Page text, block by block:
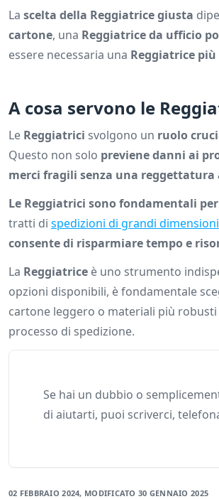
La scelta della Reggiatrice giusta
cartone, una Reggiatrice da ufficio
essere necessaria una Reggiatrice
A cosa servono le
Le Reggiatrici svolgono un ruolo
Questo non solo previene danni ai
merci fragili senza una reggettatura
Le Reggiatrici sono fondamentali
tratti di spedizioni di grandi dimensioni
consente di risparmiare tempo e
La Reggiatrice è uno strumento
opzioni disponibili, è fondamentale
cartone leggero o materiali più
processo di spedizione.
Se hai un dubbio o
di aiutarti, puoi scriverci,
02 FEBBRAIO 2024, MODIFICATO 30 GENNAIO 2025